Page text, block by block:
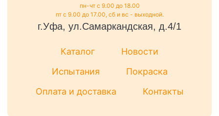
пн-чт с 9.00 до 18.00
пт с 9.00 до 17.00, сб и вс - выходной.
г.Уфа, ул.Самаркандская, д.4/1
Каталог
Новости
Испытания
Покраска
Оплата и доставка
Контакты